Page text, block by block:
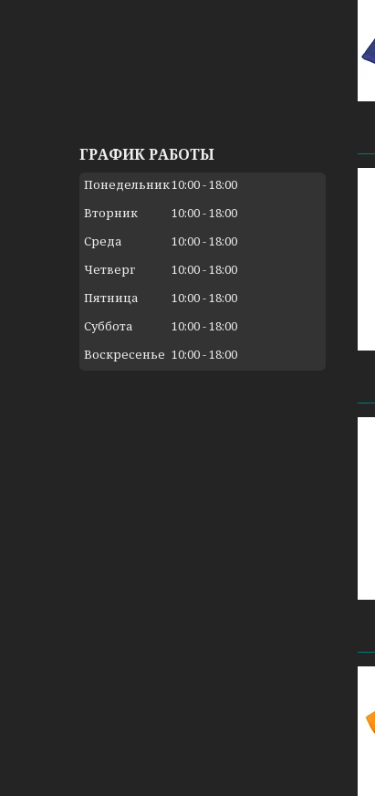
ГРАФИК РАБОТЫ
Понедельник10:00 18:00
Вторник
10:00 18:00
Среда
10:00 18:00
Четверг
10:00 18:00
Пятница
10:00 18:00
Суббота
10:00 18:00
Воскресенье 10:00 18:00